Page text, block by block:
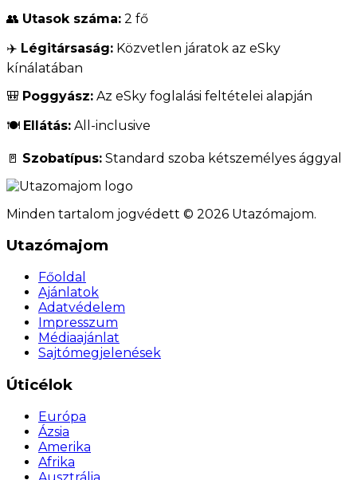
👥 Utasok száma: 2 fő
✈️ Légitársaság: Közvetlen járatok az eSky
kínálatában
🎒 Poggyász: Az eSky foglalási feltételei alapján
🍽️ Ellátás: All-inclusive
🚪 Szobatípus: Standard szoba kétszemélyes ággyal
Minden tartalom jogvédett © 2026 Utazómajom.
Utazómajom
Főoldal
Ajánlatok
Adatvédelem
Impresszum
Médiaajánlat
Sajtómegjelenések
Úticélok
Európa
Ázsia
Amerika
Afrika
Ausztrália